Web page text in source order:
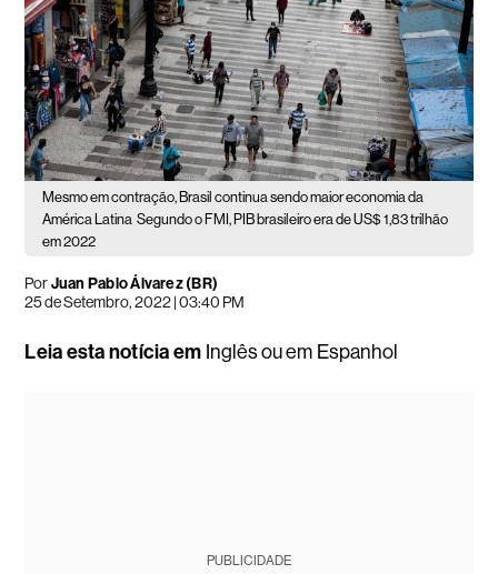
Mesmo em contração, Brasil continua sendo maior economia da
América Latina Segundo o FMI, PIB brasileiro era de US$ 1,83 trilhão
em 2022
PorJuan Pablo Álvarez (BR)
25 de Setembro, 2022 | 03:40 PM
Leia esta notícia em Inglêsou em Espanhol
PUBLICIDADE